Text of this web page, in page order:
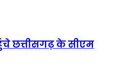
छत्तीसगढ़ के सीएम